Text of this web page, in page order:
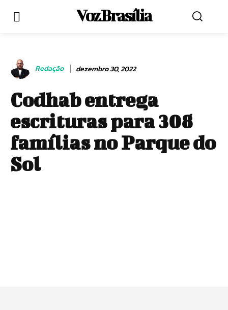
Voz Brasília
Redação dezembro 30, 2022
Codhab entrega
escrituras para 308
famílias no Parque do
Sol